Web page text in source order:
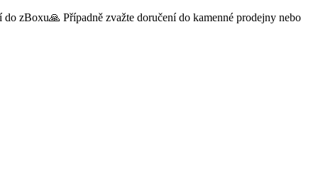
zBoxu🙏 Případně zvažte doručení do kamenné prodejny nebo